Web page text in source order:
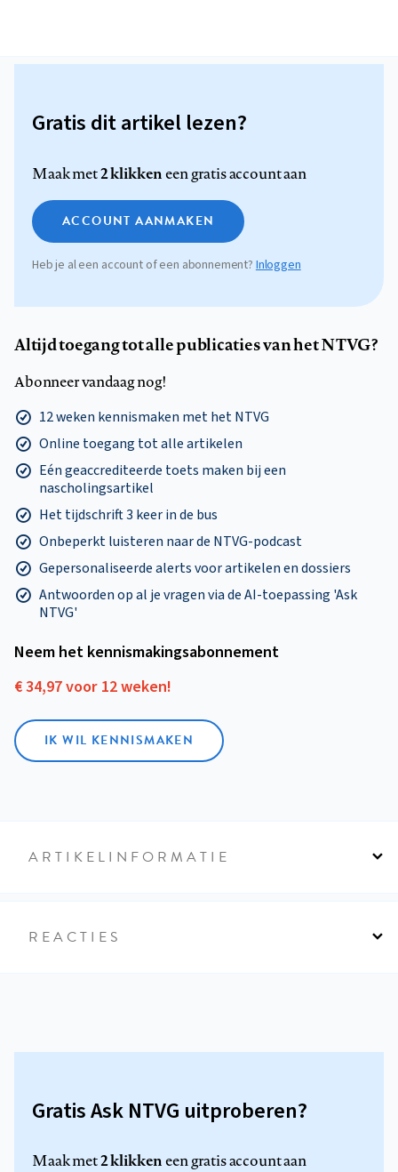
Gratis dit artikel lezen?
Maak met2 klikkeneen gratis account aan
ACCOUNT AANMAKEN
Heb je al een account of een abonnement? Inloggen
Altijd toegang tot alle publicaties van het NTVG?
Abonneer vandaag nog!
12 weken kennismaken met het NTVG
Online toegang tot alle artikelen
Eén geaccrediteerde toets maken bij een
nascholingsartikel
Het tijdschrift 3 keer in de bus
Onbeperkt luisteren naar de NTVG-podcast
Gepersonaliseerde alerts voor artikelen en dossiers
Antwoorden op al je vragen via de AI-toepassing 'Ask
NTVG'
Neem het kennismakings­abonnement
€ 34,97 voor 12 weken!
IK WIL KENNISMAKEN
ARTIKELINFORMATIE
REACTIES
Gratis Ask NTVG uitproberen?
Maak met2 klikkeneen gratis account aan